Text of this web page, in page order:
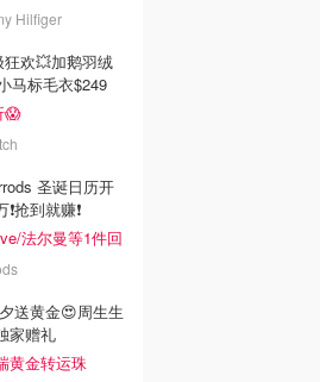
Hilfiger
欢💥加鹅羽绒
马标毛衣$249
😱
圣诞日历开
抢到就赚❗️
法尔曼等1件回
送黄金😍周生生
家赠礼
黄金转运珠